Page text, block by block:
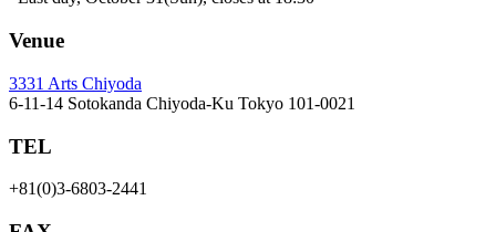
Venue
3331 Arts Chiyoda
6-11-14 Sotokanda Chiyoda-Ku Tokyo 101-0021
TEL
+81(0)3-6803-2441